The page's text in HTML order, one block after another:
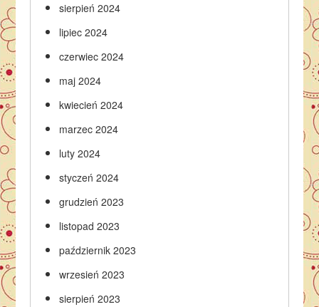
sierpień 2024
lipiec 2024
czerwiec 2024
maj 2024
kwiecień 2024
marzec 2024
luty 2024
styczeń 2024
grudzień 2023
listopad 2023
październik 2023
wrzesień 2023
sierpień 2023